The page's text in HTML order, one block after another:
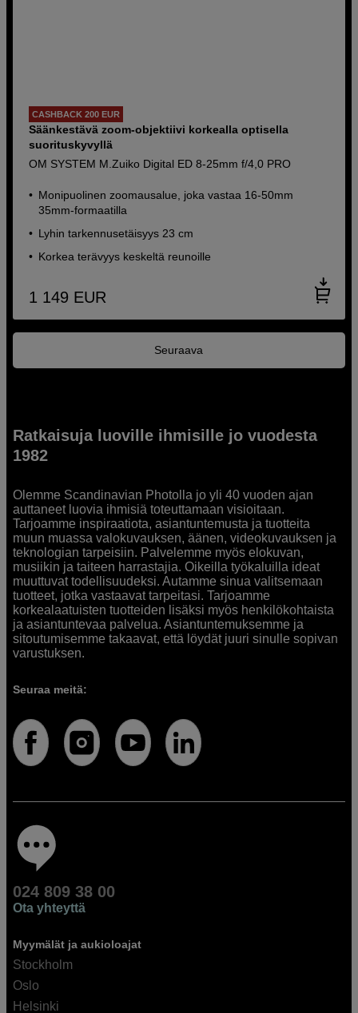
CASHBACK 200 EUR
Säänkestävä zoom-objektiivi korkealla optisella
suorituskyvyllä
OM SYSTEM M.Zuiko Digital ED 8-25mm f/4,0 PRO
Monipuolinen zoomausalue, joka vastaa 16-50mm
35mm-formaatilla
Lyhin tarkennusetäisyys 23 cm
Korkea terävyys keskeltä reunoille
1 149 EUR
Seuraava
Ratkaisuja luoville ihmisille jo vuodesta
1982
Olemme Scandinavian Photolla jo yli 40 vuoden ajan
auttaneet luovia ihmisiä toteuttamaan visioitaan.
Tarjoamme inspiraatiota, asiantuntemusta ja tuotteita
muun muassa valokuvauksen, äänen, videokuvauksen ja
teknologian tarpeisiin. Palvelemme myös elokuvan,
musiikin ja taiteen harrastajia. Oikeilla työkaluilla ideat
muuttuvat todellisuudeksi. Autamme sinua valitsemaan
tuotteet, jotka vastaavat tarpeitasi. Tarjoamme
korkealaatuisten tuotteiden lisäksi myös henkilökohtaista
ja asiantuntevaa palvelua. Asiantuntemuksemme ja
sitoutumisemme takaavat, että löydät juuri sinulle sopivan
varustuksen.
Seuraa meitä:
024 809 38 00
Ota yhteyttä
Myymälät ja aukioloajat
Stockholm
Oslo
Helsinki